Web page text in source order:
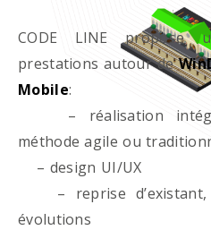
CODE LINE propose
prestations autour de
Mobile:
– réalisation
méthode agile ou
– design UI/UX
– reprise d’existant,
évolutions